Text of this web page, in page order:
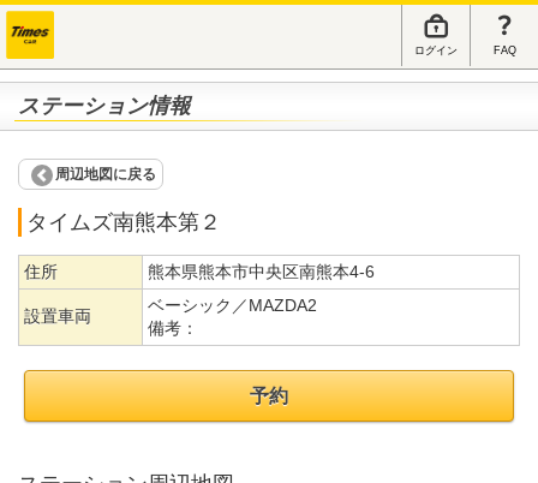
ログイン FAQ
ステーション情報
周辺地図に戻る
タイムズ南熊本第２
住所 熊本県熊本市中央区南熊本4-6
設置車両
ベーシック／MAZDA2
備考：
予約